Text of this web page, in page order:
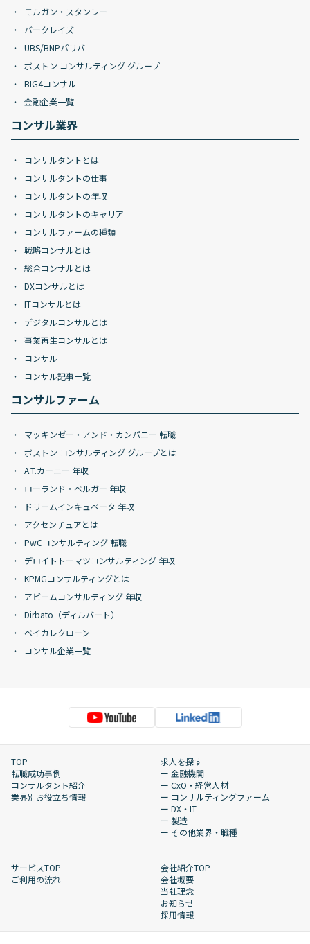
モルガン・スタンレー
バークレイズ
UBS/BNPパリバ
ボストン コンサルティング グループ
BIG4コンサル
金融企業一覧
コンサル業界
コンサルタントとは
コンサルタントの仕事
コンサルタントの年収
コンサルタントのキャリア
コンサルファームの種類
戦略コンサルとは
総合コンサルとは
DXコンサルとは
ITコンサルとは
デジタルコンサルとは
事業再生コンサルとは
コンサル
コンサル記事一覧
コンサルファーム
マッキンゼー・アンド・カンパニー 転職
ボストン コンサルティング グループとは
A.T.カーニー 年収
ローランド・ベルガー 年収
ドリームインキュベータ 年収
アクセンチュアとは
PwCコンサルティング 転職
デロイトトーマツコンサルティング 年収
KPMGコンサルティングとは
アビームコンサルティング 年収
Dirbato（ディルバート）
ベイカレクローン
コンサル企業一覧
TOP
転職成功事例
コンサルタント紹介
業界別お役立ち情報
求人を探す
ー 金融機関
ー CxO・経営人材
ー コンサルティングファーム
ー DX・IT
ー 製造
ー その他業界・職種
サービスTOP
ご利用の流れ
会社紹介TOP
会社概要
当社理念
お知らせ
採用情報